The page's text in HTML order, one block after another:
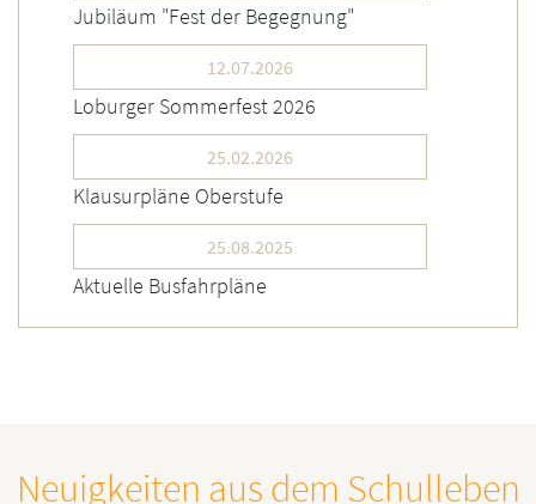
Jubiläum "Fest der Begegnung"
12.07.2026
Loburger Sommerfest 2026
25.02.2026
Klausurpläne Oberstufe
25.08.2025
Aktuelle Busfahrpläne
Neuigkeiten aus dem Schulleben